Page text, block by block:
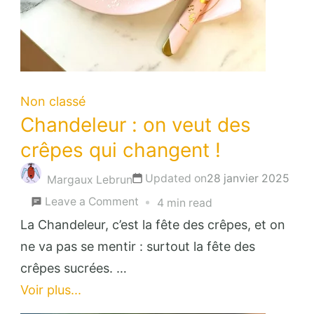
Non classé
Chandeleur : on veut des
crêpes qui changent !
Margaux Lebrun Updated on28 janvier 2025
Leave a Comment on
Chandeleur
:
4 min read
La Chandeleur, c’est la fête des crêpes, et on
ne va pas se mentir : surtout la fête des
crêpes sucrées. …
Voir plus...